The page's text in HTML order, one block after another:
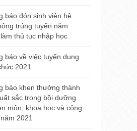
báo đón sinh viên hệ
trúng tuyển năm
thủ tục nhập học
báo về việc tuyển dụng
2021
báo khen thưởng thành
sắc trong bồi dưỡng
môn, khoa học và công
2021